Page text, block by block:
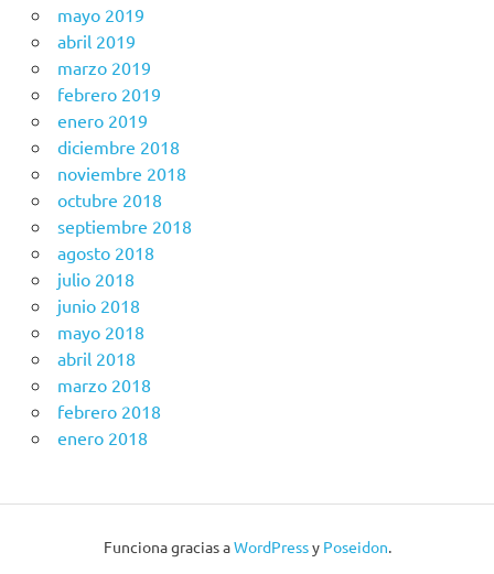
mayo 2019
abril 2019
marzo 2019
febrero 2019
enero 2019
diciembre 2018
noviembre 2018
octubre 2018
septiembre 2018
agosto 2018
julio 2018
junio 2018
mayo 2018
abril 2018
marzo 2018
febrero 2018
enero 2018
Funciona gracias aWordPressy Poseidon.